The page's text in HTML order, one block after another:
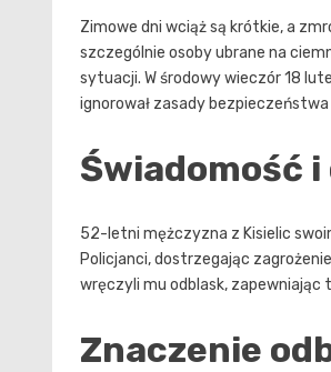
Zimowe dni wciąż są krótkie, a
szczególnie osoby ubrane na
sytuacji. W środowy wieczór 18
ignorował zasady
Świadomość
52-letni mężczyzna z Kisielic
Policjanci, dostrzegając
wręczyli mu odblask,
Znaczenie